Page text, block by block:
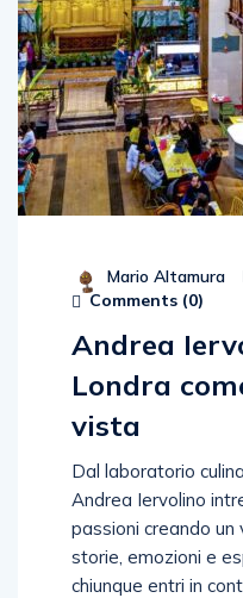
Mario Altamura
Comments (0)
Andrea
Londra
vista
Dal laboratorio
Andrea Iervolino
passioni creando
storie, emozioni e
chiunque entri in